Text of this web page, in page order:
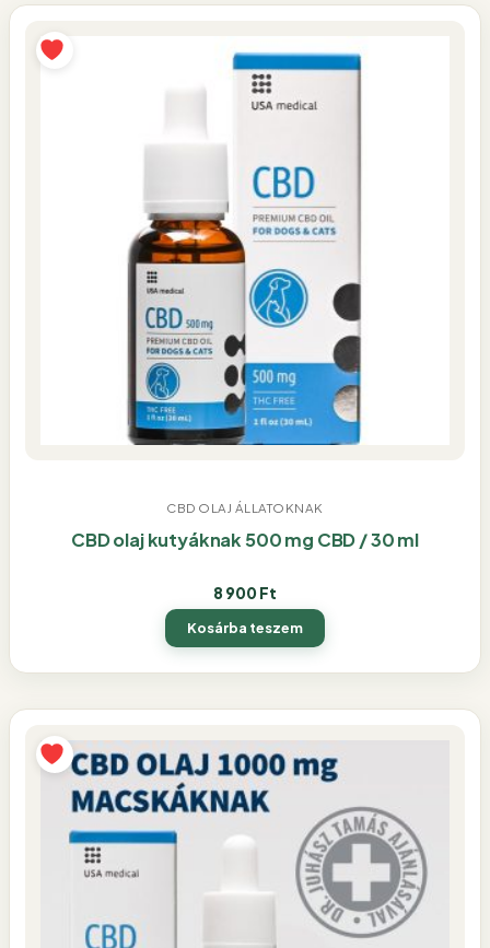
CBD OLAJ ÁLLATOKNAK
CBD olaj kutyáknak 500 mg CBD / 30 ml
8 900 Ft
Kosárba teszem